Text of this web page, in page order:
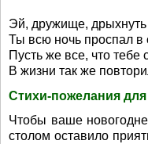
Эй, дружище, дрыхнуть
Ты всю ночь проспал в
Пусть же все, что тебе
В жизни так же
Стихи-пожелания
Чтобы ваше
столом оставило